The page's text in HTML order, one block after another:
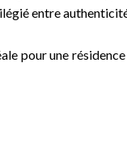
entre
pour une